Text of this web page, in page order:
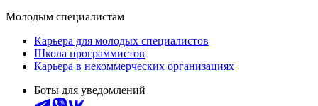
Молодым специалистам
Карьера для молодых специалистов
Школа программистов
Карьера в некоммерческих организациях
Боты для уведомлений